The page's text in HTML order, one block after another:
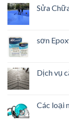
Sửa
sơn
Dịch vụ
Các loại